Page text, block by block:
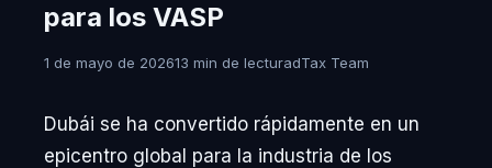
para los VASP
1 de mayo de 202613 min de lecturadTax Team
Dubái se ha convertido rápidamente en un
epicentro global para la industria de los